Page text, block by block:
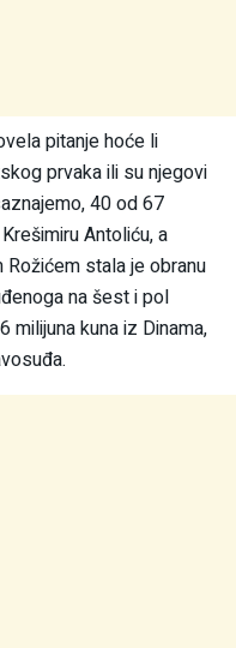
pitanje hoće li
prvaka ili su njegovi
40 od 67
Antoliću, a
stala je obranu
na šest i pol
kuna iz Dinama,